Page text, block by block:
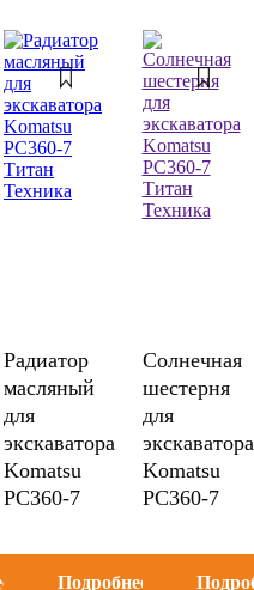
Радиатор
масляный
для
экскаватора
Komatsu
PC360-7
Подробнее
Солнечная
шестерня
для
экскаватора
Komatsu
PC360-7